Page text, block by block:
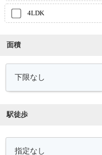
4LDK
面積
駅徒歩